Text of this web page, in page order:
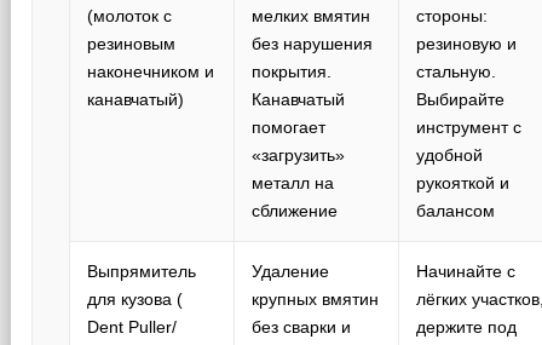
(молоток с
резиновым
наконечником и
канавчатый)
мелких вмятин
без нарушения
покрытия.
Канавчатый
помогает
«загрузить»
металл на
сближение
стороны:
резиновую и
стальную.
Выбирайте
инструмент с
удобной
рукояткой и
балансом
Выпрямитель
для кузова (
Dent Puller/
Удаление
крупных вмятин
без сварки и
Начинайте с
лёгких
держите под